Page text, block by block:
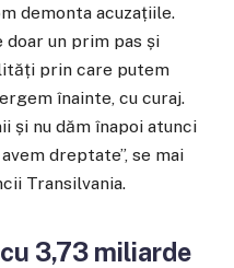
demonta acuzațiile.
un prim pas și
prin care putem
înainte, cu curaj.
și nu dăm înapoi atunci
dreptate”, se mai
Transilvania.
3,73 miliarde